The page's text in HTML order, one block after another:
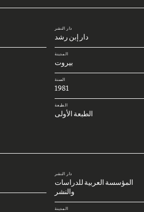
دار النشر
دار إبن رشد
المدينة
بيروت
السنة
1981
الطبعة
الطبعة الأولى
دار النشر
المؤسسة العربية للدراسات
والنشر
المدينة